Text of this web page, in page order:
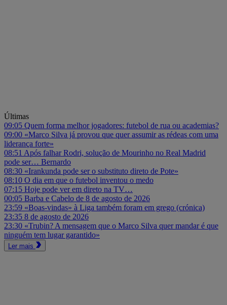
Últimas
09:05 Quem forma melhor jogadores: futebol de rua ou academias?
09:00 «Marco Silva já provou que quer assumir as rédeas com uma
liderança forte»
08:51 Após falhar Rodri, solução de Mourinho no Real Madrid
pode ser… Bernardo
08:30 «Irankunda pode ser o substituto direto de Pote»
08:10 O dia em que o futebol inventou o medo
07:15 Hoje pode ver em direto na TV…
00:05 Barba e Cabelo de 8 de agosto de 2026
23:59 «Boas-vindas» à Liga também foram em grego (crónica)
23:35 8 de agosto de 2026
23:30 «Trubin? A mensagem que o Marco Silva quer mandar é que
ninguém tem lugar garantido»
Ler mais